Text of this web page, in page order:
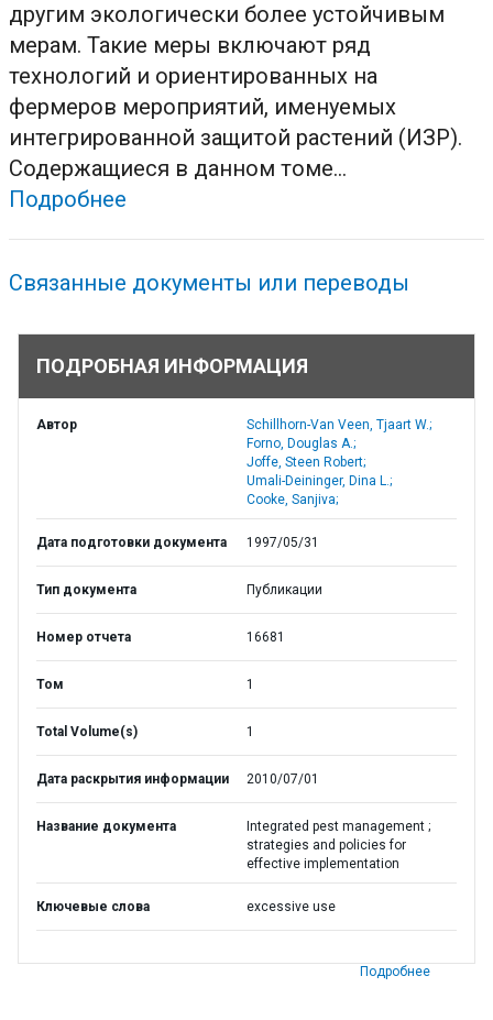
другим экологически более устойчивым
мерам. Такие меры включают ряд
технологий и ориентированных на
фермеров мероприятий, именуемых
интегрированной защитой растений (ИЗР).
Содержащиеся в данном томе...
Подробнее
Связанные документы или переводы
ПОДРОБНАЯ ИНФОРМАЦИЯ
Автор
Schillhorn-Van Veen, Tjaart W.;
Forno, Douglas A.;
Joffe, Steen Robert;
Umali-Deininger, Dina L.;
Cooke, Sanjiva;
Дата подготовки документа 1997/05/31
Тип документа Публикации
Номер отчета 16681
Том 1
Total Volume(s) 1
Дата раскрытия информации 2010/07/01
Название документа
Integrated pest management ;
strategies and policies for
effective implementation
Ключевые слова excessive use
Подробнее